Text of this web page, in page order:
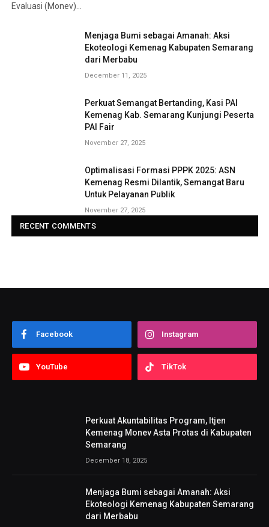
Evaluasi (Monev)…
Menjaga Bumi sebagai Amanah: Aksi
Ekoteologi Kemenag Kabupaten Semarang
dari Merbabu
December 11, 2025
Perkuat Semangat Bertanding, Kasi PAI
Kemenag Kab. Semarang Kunjungi Peserta
PAI Fair
November 27, 2025
Optimalisasi Formasi PPPK 2025: ASN
Kemenag Resmi Dilantik, Semangat Baru
Untuk Pelayanan Publik
November 27, 2025
RECENT COMMENTS
Facebook Instagram
YouTube TikTok
Perkuat Akuntabilitas Program, Itjen
Kemenag Monev Asta Protas di Kabupaten
Semarang
December 18, 2025
Menjaga Bumi sebagai Amanah: Aksi
Ekoteologi Kemenag Kabupaten Semarang
dari Merbabu